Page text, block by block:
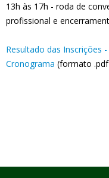
13h às 17h - roda de
profissional e
Resultado das Inscrições
Cronograma (formato